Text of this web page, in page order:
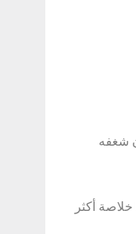
شغفه
الـ44 من المعرض، قدّم فيها خلاصة أكثر